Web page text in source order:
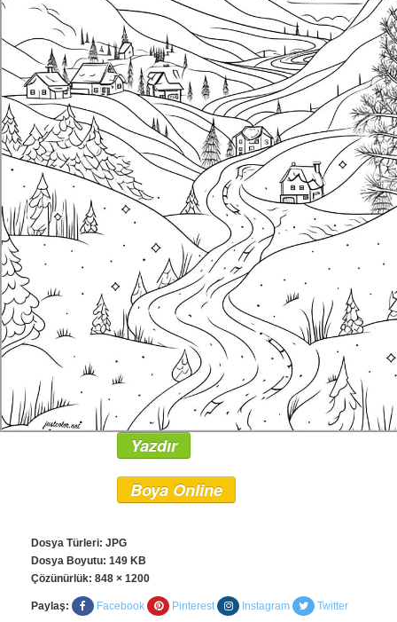
Yazdır
Boya Online
Dosya Türleri: JPG
Dosya Boyutu: 149 KB
Çözünürlük: 848 × 1200
Paylaş: Facebook Pinterest Instagram Twitter